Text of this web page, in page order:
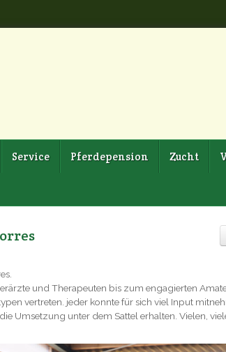
Service Pferdepension Zucht
und Therapeuten bis zum engagierten
vertreten. jeder konnte für sich viel Input
Umsetzung unter dem Sattel erhalten. Vielen,